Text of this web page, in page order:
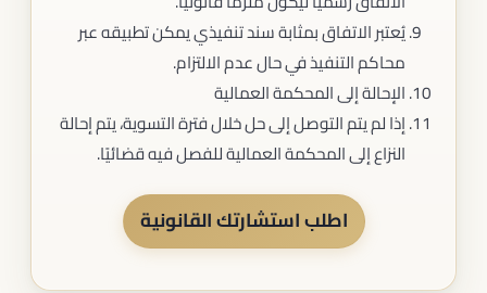
يُعتبر الاتفاق بمثابة سند تنفيذي يمكن تطبيقه عبر
محاكم التنفيذ في حال عدم الالتزام.
الإحالة إلى المحكمة العمالية
إذا لم يتم التوصل إلى حل خلال فترة التسوية، يتم إحالة
النزاع إلى المحكمة العمالية للفصل فيه قضائيًا.
اطلب استشارتك القانونية